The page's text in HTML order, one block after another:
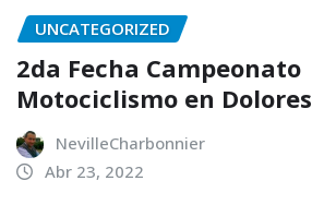
UNCATEGORIZED
2da Fecha Campeonato
Motociclismo en Dolores
NevilleCharbonnier
Abr 23, 2022